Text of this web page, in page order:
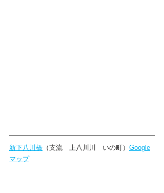
新下八川橋 （支流　上八川川　いの町） Google
マップ